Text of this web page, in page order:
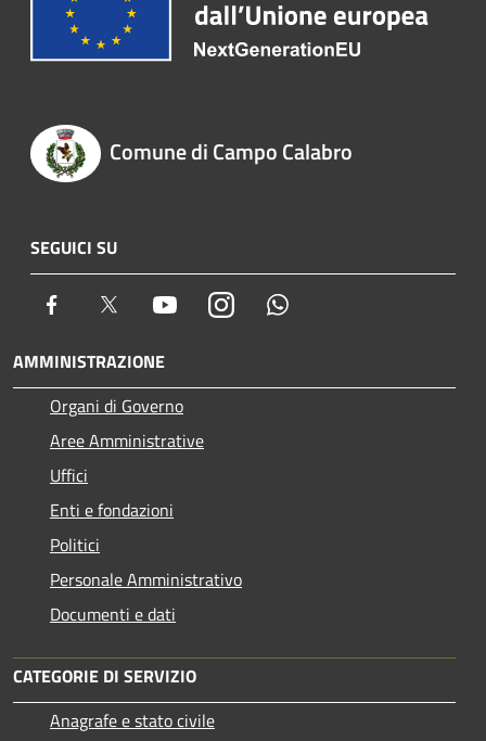
Comune di Campo Calabro
SEGUICI SU
Facebook Twitter YoutubeInstagram
AMMINISTRAZIONE
Organi di Governo
Aree Amministrative
Uffici
Enti e fondazioni
Politici
Personale Amministrativo
Documenti e dati
CATEGORIE DI SERVIZIO
Anagrafe e stato civile